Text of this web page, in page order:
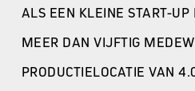
ALS EEN KLEINE START-UP
MEER DAN VIJFTIG
PRODUCTIELOCATIE VAN